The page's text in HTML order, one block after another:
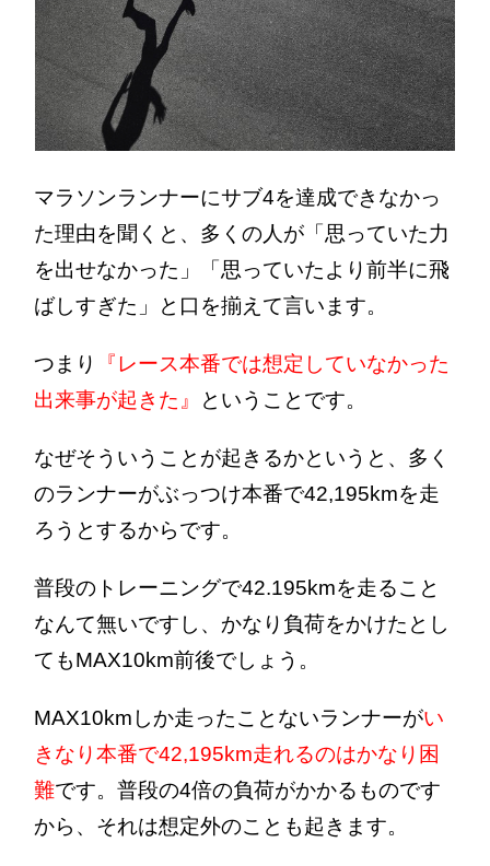
マラソンランナーにサブ4を達成できなかっ
た理由を聞くと、多くの人が「思っていた力
を出せなかった」「思っていたより前半に飛
ばしすぎた」と口を揃えて言います。
つまり
『レース本番では想定していなかった
出来事が起きた』
ということです。
なぜそういうことが起きるかというと、多く
のランナーがぶっつけ本番で42,195kmを走
ろうとするからです。
普段のトレーニングで42.195kmを走ること
なんて無いですし、かなり負荷をかけたとし
てもMAX10km前後でしょう。
MAX10kmしか走ったことないランナーがい
きなり本番で42,195km走れるのはかなり困
難です。普段の4倍の負荷がかかるものです
から、それは想定外のことも起きます。